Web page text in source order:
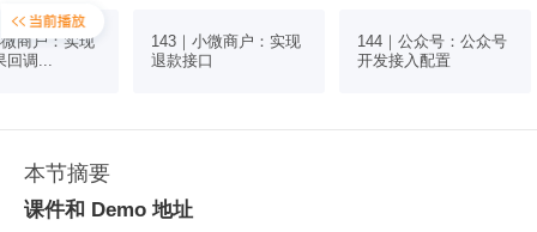
商户：实现
回调...
143｜小微商户：实现
退款接口
144｜公众号：公众号
开发接入配置
本节摘要
课件和 Demo 地址